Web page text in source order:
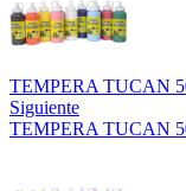
TEMPERA TUCAN
Siguiente
TEMPERA TUCAN